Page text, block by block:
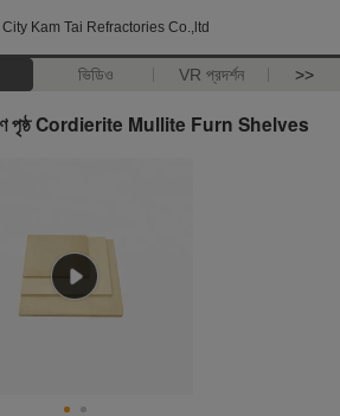
Kam Tai Refractories Co.,ltd
ভিডিও VR প্রদর্শন >>
মসৃণ পৃষ্ঠ Cordierite Mullite Furn Shelves